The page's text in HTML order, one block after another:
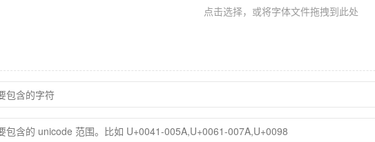
点击选择，或将字体文件拖拽到此处